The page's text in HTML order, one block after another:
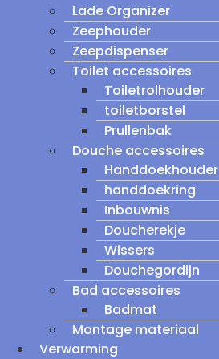
Lade Organizer
Zeephouder
Zeepdispenser
Toilet accessoires
Toiletrolhouder
toiletborstel
Prullenbak
Douche accessoires
Handdoekhouder
handdoekring
Inbouwnis
Doucherekje
Wissers
Douchegordijn
Bad accessoires
Badmat
Montage materiaal
Verwarming